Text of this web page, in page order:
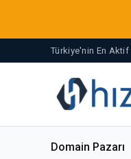
Türkiye'nin En Aktif
Domain Pazarı